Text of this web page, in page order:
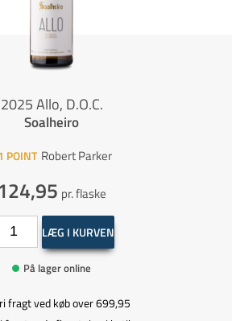
2025 Allo, D.O.C.
Soalheiro
POINT Robert Parker
pr. flaske
LÆG I KURVEN
På lager online
fragt ved køb over 699,95